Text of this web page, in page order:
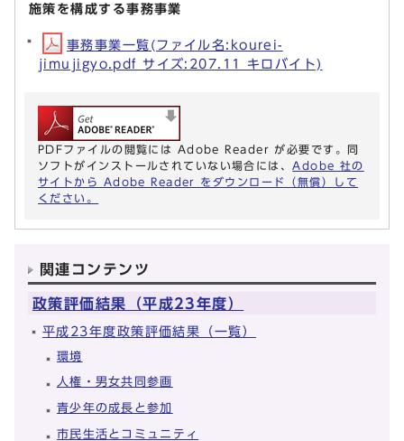
施策を構成する事務事業
事務事業一覧(ファイル名:kourei-
jimujigyo.pdf サイズ:207.11 キロバイト)
PDFファイルの閲覧には Adobe Reader が必要です。同
ソフトがインストールされていない場合には、 Adobe 社の
サイトから Adobe Reader をダウンロード（無償）して
ください。
関連コンテンツ
政策評価結果（平成23年度）
平成23年度政策評価結果（一覧）
環境
人権・男女共同参画
青少年の成長と参加
市民生活とコミュニティ